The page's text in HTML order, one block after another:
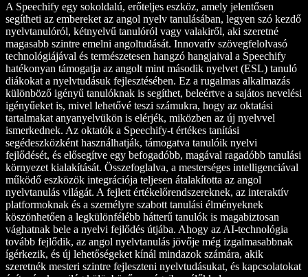
A Speechify egy sokoldalú, erőteljes eszköz, amely jelentősen
segítheti az embereket az angol nyelv tanulásában, legyen szó kezdő
nyelvtanulóról, kétnyelvű tanulóról vagy valakiről, aki szeretné
magasabb szintre emelni angoltudását. Innovatív szövegfelolvasó
technológiájával és természetesen hangzó hangjaival a Speechify
hatékonyan támogatja az angolt mint második nyelvet (ESL) tanuló
diákokat a nyelvtudásuk fejlesztésében. Ez a rugalmas alkalmazás
különböző igényű tanulóknak is segíthet, beleértve a sajátos nevelési
igényűeket is, mivel lehetővé teszi számukra, hogy az oktatási
tartalmakat anyanyelvükön is elérjék, miközben az új nyelvvel
ismerkednek. Az oktatók a Speechify-t értékes tanítási
segédeszközként használhatják, támogatva tanulóik nyelvi
fejlődését, és elősegítve egy befogadóbb, magával ragadóbb tanulási
környezet kialakítását. Összefoglalva, a mesterséges intelligenciával
működő eszközök integrációja teljesen átalakította az angol
nyelvtanulás világát. A fejlett értékelőrendszereknek, az interaktív
platformoknak és a személyre szabott tanulási élményeknek
köszönhetően a legkülönfélébb hátterű tanulók is magabiztosan
vághatnak bele a nyelvi fejlődés útjába. Ahogy az AI-technológia
tovább fejlődik, az angol nyelvtanulás jövője még izgalmasabbnak
ígérkezik, és új lehetőségeket kínál mindazok számára, akik
szeretnék mesteri szintre fejleszteni nyelvtudásukat, és kapcsolatokat